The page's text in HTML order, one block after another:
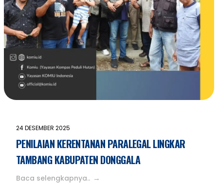
24 DESEMBER 2025
PENILAIAN KERENTANAN PARALEGAL LINGKAR
TAMBANG KABUPATEN DONGGALA
Baca selengkapnya..